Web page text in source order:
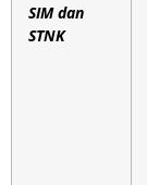
SIM dan
STNK